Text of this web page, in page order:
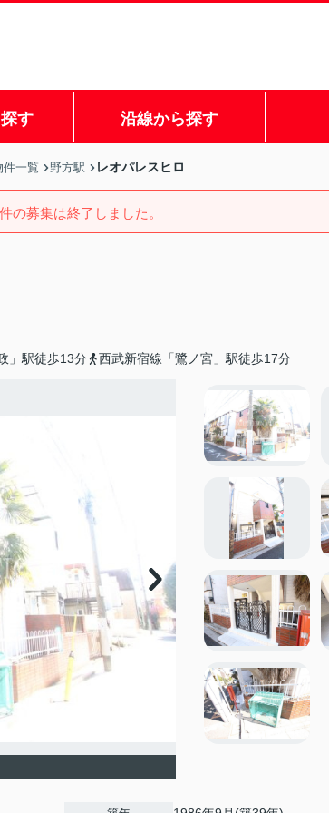
す 沿線から探す
件一覧 野方駅 レオパレスヒロ
の募集は終了しました。
」駅徒歩13分 西武新宿線「鷺ノ宮」駅徒歩17分